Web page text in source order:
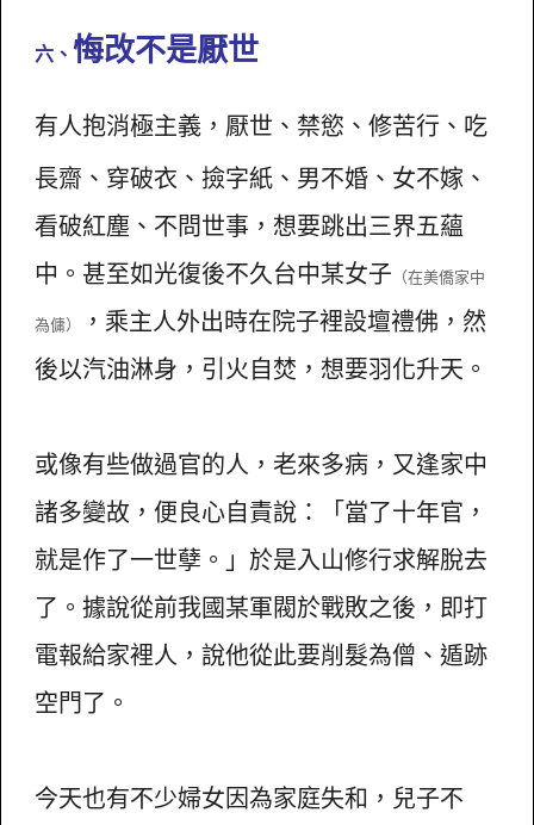
六、悔改不是厭世
有人抱消極主義，厭世、禁慾、修苦行、吃
長齋、穿破衣、撿字紙、男不婚、女不嫁、
看破紅塵、不問世事，想要跳出三界五蘊
中。甚至如光復後不久台中某女子 （在美僑家中
為傭）
，乘主人外出時在院子裡設壇禮佛，然
後以汽油淋身，引火自焚，想要羽化升天。
或像有些做過官的人，老來多病，又逢家中
諸多變故，便良心自責說：「當了十年官，
就是作了一世孽。」於是入山修行求解脫去
了。據說從前我國某軍閥於戰敗之後，即打
電報給家裡人，說他從此要削髮為僧、遁跡
空門了。
今天也有不少婦女因為家庭失和，兒子不